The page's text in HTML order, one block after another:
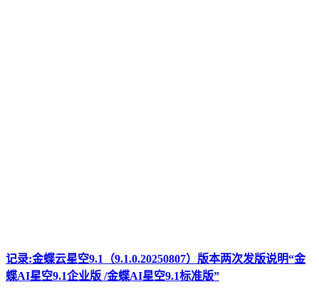
记录:金蝶云星空9.1（9.1.0.20250807）版本两次发版说明“金
蝶AI星空9.1企业版 /金蝶AI星空9.1标准版”